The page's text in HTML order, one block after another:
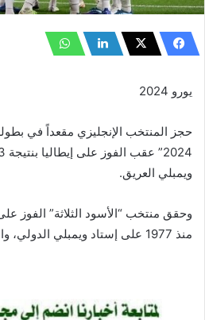
يورو 2024
حجز المنتخب الإنجليزي مقعداً في
ويمبلي العريق.
وحقق منتخب “الأسود الثلاثة” الفوز
منذ 1977 على إستاد ويمبلي الدولي، والتأهل ليورو 2024 بألمانيا.